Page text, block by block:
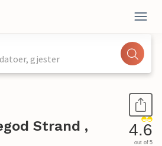
gjester
Strand ,
4.6
out of 5